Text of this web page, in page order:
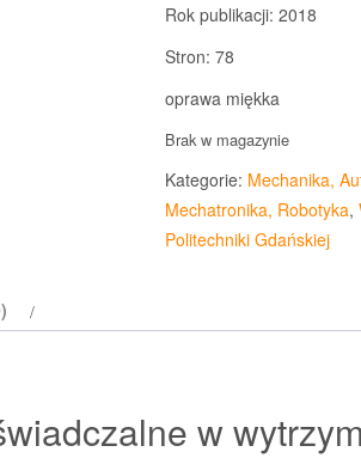
Rok publikacji: 2018
Stron: 78
oprawa miękka
Brak w magazynie
Kategorie: Mechanika,
Mechatronika, Robotyka,
Politechniki Gdańskiej
w